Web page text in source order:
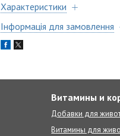
Характеристики
Інформація для замовлення
Витамины и
Добавки для
Витамины для